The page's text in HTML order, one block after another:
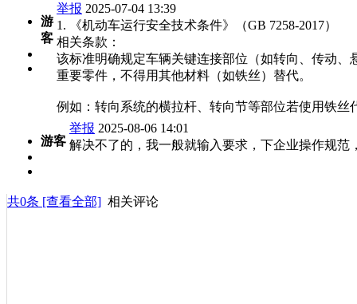
游
客
举报 2025-07-04 13:39
1. 《机动车运行安全技术条件》（GB 7258-2017）
相关条款：
该标准明确规定车辆关键连接部位（如转向、传动
重要零件，不得用其他材料（如铁丝）替代。
例如：转向系统的横拉杆、转向节等部位若使用铁
游客
举报 2025-08-06 14:01
解决不了的，我一般就输入要求，下企业操作规
共0条 [查看全部] 相关评论